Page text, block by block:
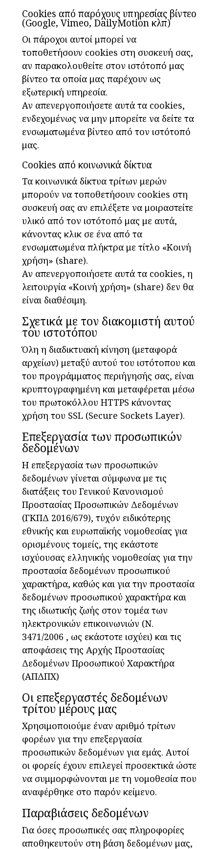
Cookies από παρόχους υπηρεσίας βίντεο
(Google, Vimeo, DailyMotion κλπ)
Οι πάροχοι αυτοί μπορεί να
τοποθετήσουν cookies στη συσκευή σας,
αν παρακολουθείτε στον ιστότοπό μας
βίντεο τα οποία μας παρέχουν ως
εξωτερική υπηρεσία.
Αν απενεργοποιήσετε αυτά τα cookies,
ενδεχομένως να μην μπορείτε να δείτε τα
ενσωματωμένα βίντεο από τον ιστότοπό
μας.
Cookies από κοινωνικά δίκτυα
Τα κοινωνικά δίκτυα τρίτων μερών
μπορούν να τοποθετήσουν cookies στη
συσκευή σας αν επιλέξετε να μοιραστείτε
υλικό από τον ιστότοπό μας με αυτά,
κάνοντας κλικ σε ένα από τα
ενσωματωμένα πλήκτρα με τίτλο «Κοινή
χρήση» (share).
Αν απενεργοποιήσετε αυτά τα cookies, η
λειτουργία «Κοινή χρήση» (share) δεν θα
είναι διαθέσιμη.
Σχετικά με τον διακομιστή αυτού
του ιστοτόπου
Όλη η διαδικτυακή κίνηση (μεταφορά
αρχείων) μεταξύ αυτού του ιστότοπου και
του προγράμματος περιήγησής σας, είναι
κρυπτογραφημένη και μεταφέρεται μέσω
του πρωτοκόλλου HTTPS κάνοντας
χρήση του SSL (Secure Sockets Layer).
Επεξεργασία των προσωπικών
δεδομένων
Η επεξεργασία των προσωπικών
δεδομένων γίνεται σύμφωνα με τις
διατάξεις του Γενικού Κανονισμού
Προστασίας Προσωπικών Δεδομένων
(ΓΚΠΔ 2016/679), τυχόν ειδικότερης
εθνικής και ευρωπαϊκής νομοθεσίας για
ορισμένους τομείς, της εκάστοτε
ισχύουσας ελληνικής νομοθεσίας για την
προστασία δεδομένων προσωπικού
χαρακτήρα, καθώς και για την προστασία
δεδομένων προσωπικού χαρακτήρα και
της ιδιωτικής ζωής στον τομέα των
ηλεκτρονικών επικοινωνιών (Ν.
3471/2006 , ως εκάστοτε ισχύει) και τις
αποφάσεις της Αρχής Προστασίας
Δεδομένων Προσωπικού Χαρακτήρα
(ΑΠΔΠΧ)
Οι επεξεργαστές δεδομένων
τρίτου μέρους μας
Χρησιμοποιούμε έναν αριθμό τρίτων
φορέων για την επεξεργασία
προσωπικών δεδομένων για εμάς. Αυτοί
οι φορείς έχουν επιλεγεί προσεκτικά ώστε
να συμμορφώνονται με τη νομοθεσία που
αναφέρθηκε στο παρόν κείμενο.
Παραβιάσεις δεδομένων
Για όσες προσωπικές σας πληροφορίες
αποθηκευτούν στη βάση δεδομένων μας,